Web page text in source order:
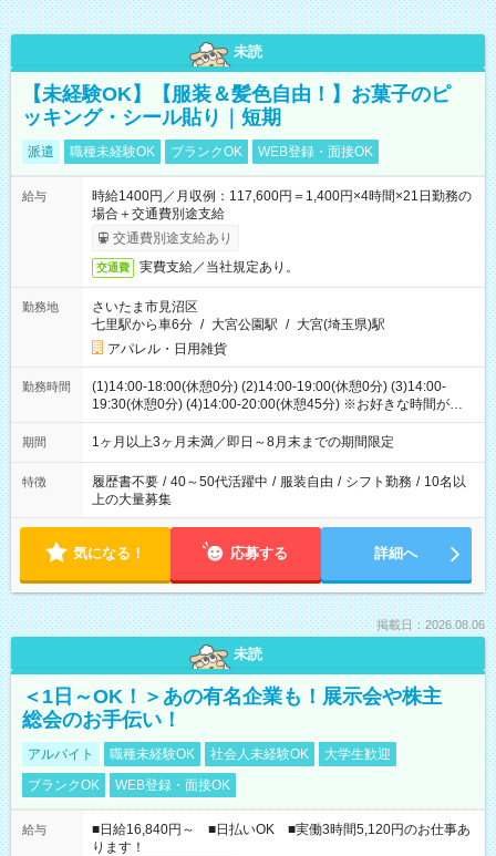
未読
【未経験OK】【服装＆髪色自由！】お菓子のピ
ッキング・シール貼り｜短期
派遣 職種未経験OK ブランクOK WEB登録・面接OK
給与
時給1400円／月収例：117,600円＝1,400円×4時間×21日勤務の
場合＋交通費別途支給
交通費別途支給あり
交通費 実費支給／当社規定あり。
勤務地
さいたま市見沼区
七里駅から車6分 / 大宮公園駅 / 大宮(埼玉県)駅
アパレル・日用雑貨
勤務時間
(1)14:00-18:00(休憩0分) (2)14:00-19:00(休憩0分) (3)14:00-
19:30(休憩0分) (4)14:00-20:00(休憩45分) ※お好きな時間が選べ
ます
期間 1ヶ月以上3ヶ月未満／即日～8月末までの期間限定
特徴 履歴書不要 / 40～50代活躍中 / 服装自由 / シフト勤務 / 10名以
上の大量募集
気になる！ 応募する 詳細へ
掲載日：2026.08.06
未読
＜1日～OK！＞あの有名企業も！展示会や株主
総会のお手伝い！
アルバイト 職種未経験OK 社会人未経験OK
大学生歓迎
ブランクOK
WEB登録・面接OK
給与
■日給16,840円～ ■日払いOK ■実働3時間5,120円のお仕事あ
ります！